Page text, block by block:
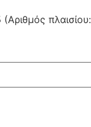
(Αριθμός πλαισίου: